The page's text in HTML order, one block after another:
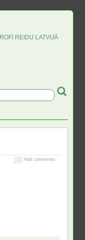
REIDU LATVIJĀ
Add comments